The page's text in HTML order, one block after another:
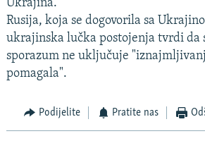
Ukrajina.
Rusija, koja se dogovorila sa
ukrajinska lučka postojenja tvrdi
sporazum ne uključuje
pomagala".
Podijelite Pratite nas